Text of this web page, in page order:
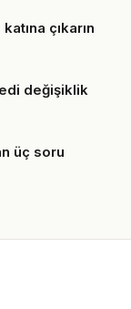
çıkarın
değişiklik
üç soru